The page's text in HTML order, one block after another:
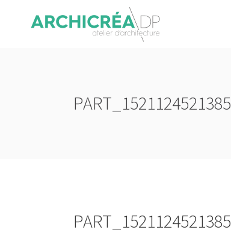
PART_1521124521385
PART_1521124521385